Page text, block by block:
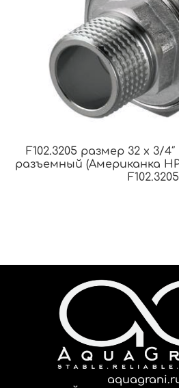
F102.3205 размер 32 x 3/
разъемный (Американка
F102.3205